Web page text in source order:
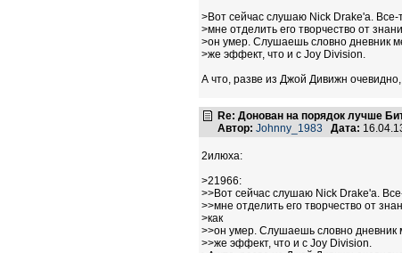
>Вот сейчас слушаю Nick Drake'a. Все-
>мне отделить его творчество от
>он умер. Слушаешь словно дневник
>же эффект, что и с Joy Division.
А что, разве из Джой Дивижн очевидно,
Re: Донован на порядок лучше
Автор: Johnny_1983 Дата:
2илюха:
>21966:
>>Вот сейчас слушаю Nick Drake'a.
>>мне отделить его творчество от
>как
>>он умер. Слушаешь словно дневник
>>же эффект, что и с Joy Division.